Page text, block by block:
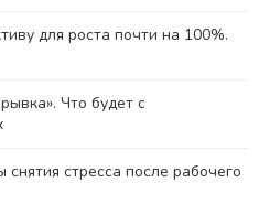
для роста почти на 100%.
Что будет с
стресса после рабочего